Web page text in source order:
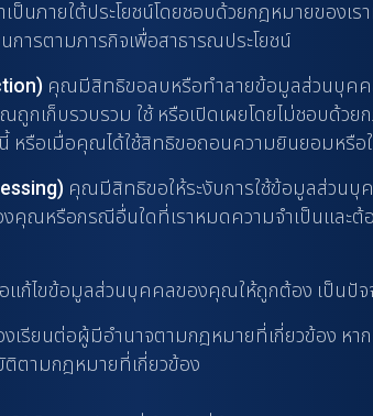
นภายใต้ประโยชน์โดยชอบด้วยกฎหมายของเ
ารตามภารกิจเพื่อสาธารณประโยชน์
คุณมีสิทธิขอลบหรือทำลายข้อมูลส่วนบุค
ก็บรวบรวม ใช้ หรือเปิดเผยโดยไม่ชอบด้วยก
หรือเมื่อคุณได้ใช้สิทธิขอถอนความยินยอมหรื
คุณมีสิทธิขอให้ระงับการใช้ข้อมูลส่วนบุ
คุณหรือกรณีอื่นใดที่เราหมดความจำเป็นแล
ก้ไขข้อมูลส่วนบุคคลของคุณให้ถูกต้อง เป็นปัจ
รียนต่อผู้มีอำนาจตามกฎหมายที่เกี่ยวข้อง หาก
ตามกฎหมายที่เกี่ยวข้อง